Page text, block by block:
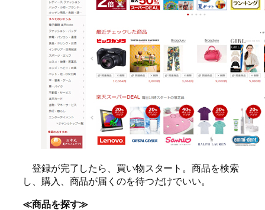
登録が完了したら、買い物スタート。商品を検索
し、購入、商品が届くのを待つだけでいい。
≪商品を探す≫